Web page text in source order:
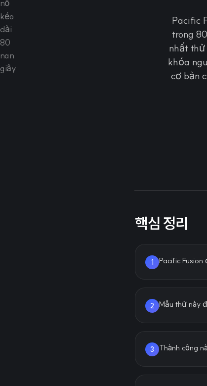
Pacific
trong
nhất
khóa
cơ bản
핵심 정리
1 Pacific
2 Mẫu thử này
3 Thành công